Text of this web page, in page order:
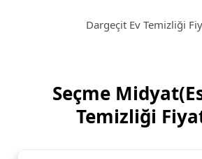
Dargeçit Ev Temizliği
Seçme
Temizliği